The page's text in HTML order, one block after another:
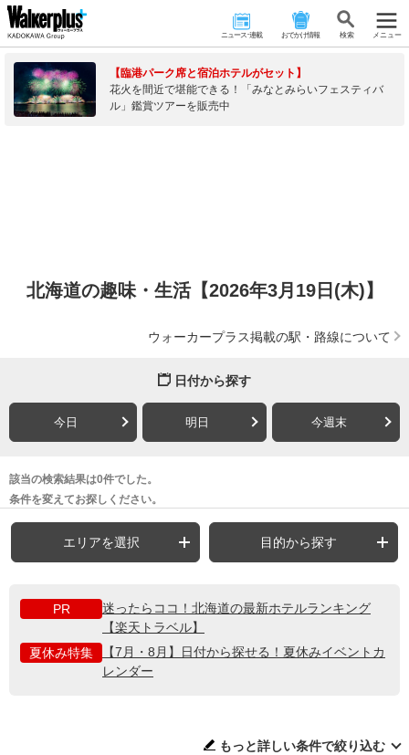
ニュース･連載 おでかけ情報 検 索 メニュー
【臨港パーク席と宿泊ホテルがセット】
花火を間近で堪能できる！「みなとみらいフェスティバ
ル」鑑賞ツアーを販売中
北海道の趣味・生活【2026年3月19日(木)】
ウォーカープラス掲載の駅・路線について
日付から探す
今日 明日 今週末
該当の検索結果は0件でした。
条件を変えてお探しください。
エリアを選択 目的から探す
PR
迷ったらココ！北海道の最新ホテルランキング
【楽天トラベル】
夏休み特集
【7月・8月】日付から探せる！夏休みイベントカ
レンダー
もっと詳しい条件で絞り込む